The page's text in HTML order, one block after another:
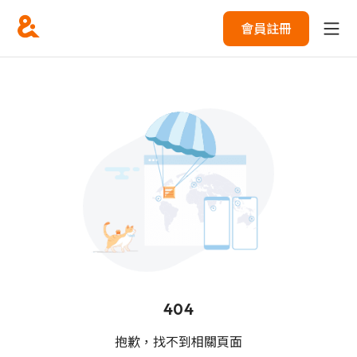
會員註冊
404
抱歉，找不到相關頁面